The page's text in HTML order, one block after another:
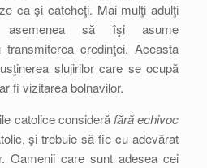
ca şi cateheţi. Mai mulţi adulţi
să îşi asume
transmiterea credinţei. Aceasta
slujirilor care se ocupă
fi vizitarea bolnavilor.
catolice consideră fără echivoc
şi trebuie să fie cu adevărat
Oamenii care sunt adesea cei